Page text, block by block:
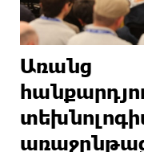
Առանց